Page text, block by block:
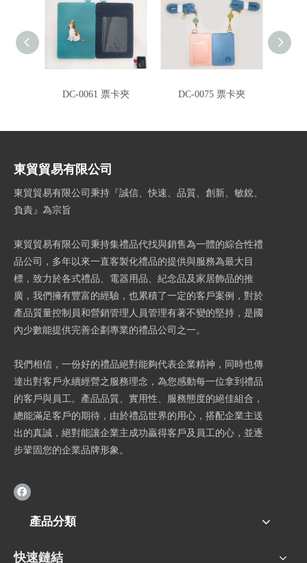
DC-0061 票卡夾 DC-0075 票卡夾
東貿貿易有限公司
東貿貿易有限公司秉持『誠信、快速、品質、創新、敏銳、
負責』為宗旨
東貿貿易有限公司秉持集禮品代找與銷售為一體的綜合性禮
品公司，多年以來一直客製化禮品的提供與服務為最大目
標，致力於各式禮品、電器用品、紀念品及家居飾品的推
廣，我們擁有豐富的經驗，也累積了一定的客戶案例，對於
產品質量控制員和營銷管理人員管理有著不變的堅持，是國
內少數能提供完善企劃專業的禮品公司之一。
我們相信，一份好的禮品絕對能夠代表企業精神，同時也傳
達出對客戶永續經營之服務理念，為您感動每一位拿到禮品
的客戶與員工。產品品質、實用性、服務態度的絕佳組合，
總能滿足客戶的期待，由於禮品世界的用心，搭配企業主送
出的真誠，絕對能讓企業主成功贏得客戶及員工的心，並逐
步鞏固您的企業品牌形象。
產品分類
快速鏈結